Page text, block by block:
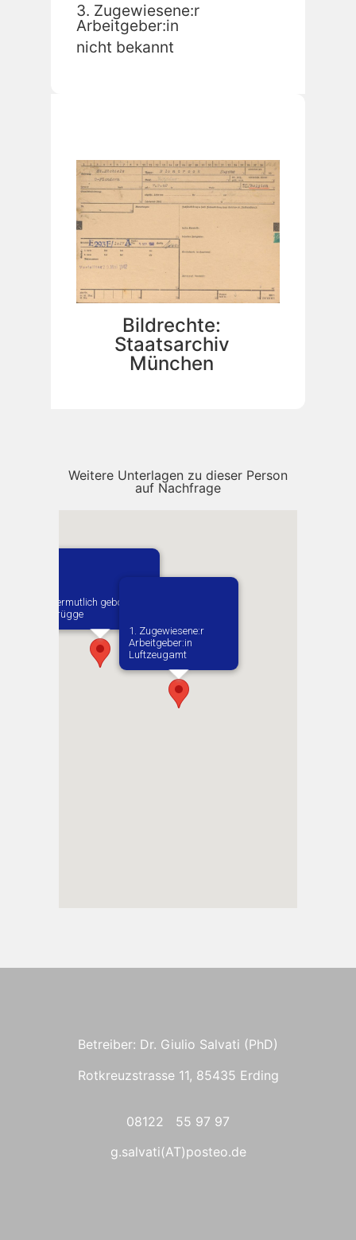
3. Zugewiesene:r
Arbeitgeber:in
nicht bekannt
Bildrechte:
Staatsarchiv
München
Weitere Unterlagen zu dieser Person
auf Nachfrage
Vermutlich geboren in
Brügge
1. Zugewiesene:r
Arbeitgeber:in​
Luftzeugamt
Betreiber: Dr. Giulio Salvati (PhD)
Rotkreuzstrasse 11, 85435 Erding
08122 55 97 97
g.salvati(AT)posteo.de